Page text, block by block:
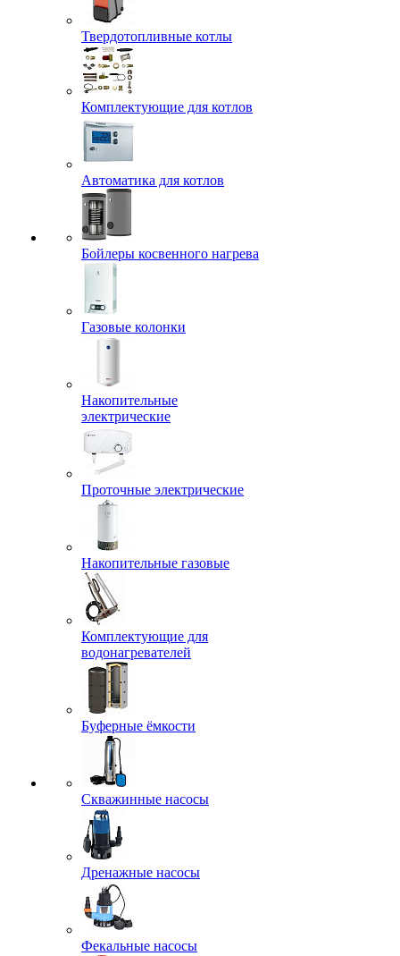
Твердотопливные котлы
Комплектующие для котлов
Автоматика для котлов
Бойлеры косвенного нагрева
Газовые колонки
Накопительные
электрические
Проточные электрические
Накопительные газовые
Комплектующие для
водонагревателей
Буферные ёмкости
Скважинные насосы
Дренажные насосы
Фекальные насосы